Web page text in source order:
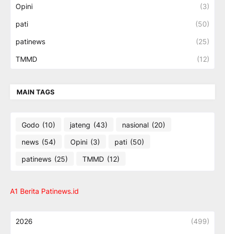
Opini (3)
pati (50)
patinews (25)
TMMD (12)
MAIN TAGS
Godo (10) jateng (43) nasional (20)
news (54) Opini (3) pati (50)
patinews (25) TMMD (12)
A1 Berita Patinews.id
2026 (499)